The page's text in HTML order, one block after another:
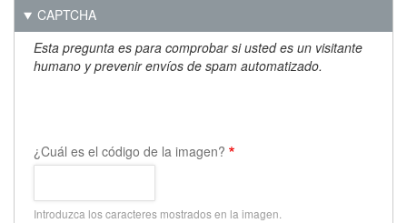
CAPTCHA
Esta pregunta es para comprobar si usted es un visitante
humano y prevenir envíos de spam automatizado.
¿Cuál es el código de la imagen?
Introduzca los caracteres mostrados en la imagen.